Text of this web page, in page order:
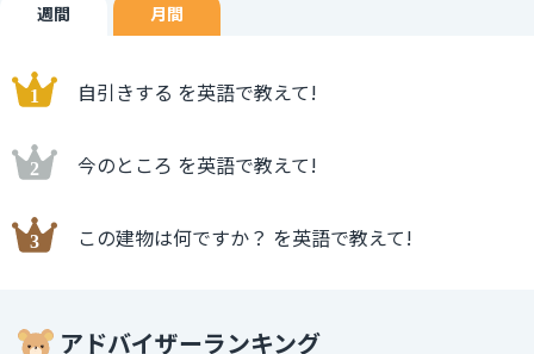
週間 月間
自引きする を英語で教えて!
今のところ を英語で教えて!
この建物は何ですか？ を英語で教えて!
アドバイザーランキング